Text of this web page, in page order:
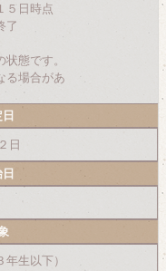
日時点
了
態です。
る場合があ
日
生以下）